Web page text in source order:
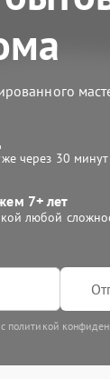
через 30 минут
7+ лет
любой
политикой